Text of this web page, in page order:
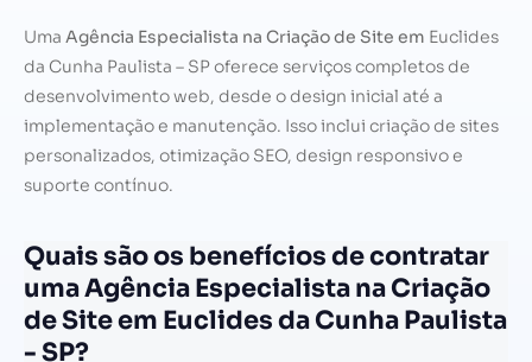
Uma Agência Especialista na Criação de Site em Euclides
da Cunha Paulista – SP oferece serviços completos de
desenvolvimento web, desde o design inicial até a
implementação e manutenção. Isso inclui criação de sites
personalizados, otimização SEO, design responsivo e
suporte contínuo.
Quais são os benefícios de contratar
uma Agência Especialista na Criação
de Site em Euclides da Cunha Paulista
- SP?